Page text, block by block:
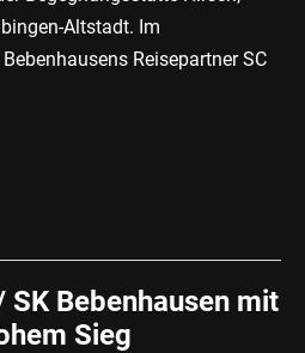
Altstadt. Im
Reisepartner SC
Bebenhausen mit
Sieg